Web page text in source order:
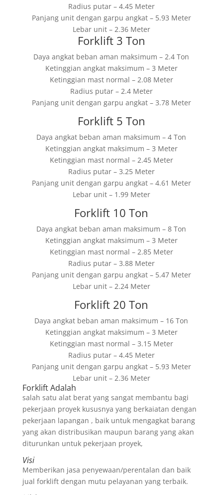
Radius putar – 4.45 Meter
Panjang unit dengan garpu angkat – 5.93 Meter
Lebar unit – 2.36 Meter
Forklift 3 Ton
Daya angkat beban aman maksimum – 2.4 Ton
Ketinggian angkat maksimum – 3 Meter
Ketinggian mast normal – 2.08 Meter
Radius putar – 2.4 Meter
Panjang unit dengan garpu angkat – 3.78 Meter
Forklift 5 Ton
Daya angkat beban aman maksimum – 4 Ton
Ketinggian angkat maksimum – 3 Meter
Ketinggian mast normal – 2.45 Meter
Radius putar – 3.25 Meter
Panjang unit dengan garpu angkat – 4.61 Meter
Lebar unit – 1.99 Meter
Forklift 10 Ton
Daya angkat beban aman maksimum – 8 Ton
Ketinggian angkat maksimum – 3 Meter
Ketinggian mast normal – 2.85 Meter
Radius putar – 3.88 Meter
Panjang unit dengan garpu angkat – 5.47 Meter
Lebar unit – 2.24 Meter
Forklift 20 Ton
Daya angkat beban aman maksimum – 16 Ton
Ketinggian angkat maksimum – 3 Meter
Ketinggian mast normal – 3.15 Meter
Radius putar – 4.45 Meter
Panjang unit dengan garpu angkat – 5.93 Meter
Lebar unit – 2.36 Meter
Forklift Adalah
salah satu alat berat yang sangat membantu bagi
pekerjaan proyek kususnya yang berkaiatan dengan
pekerjaan lapangan , baik untuk mengagkat barang
yang akan distribusikan maupun barang yang akan
diturunkan untuk pekerjaan proyek,
Visi
Memberikan jasa penyewaan/perentalan dan baik
jual forklift dengan mutu pelayanan yang terbaik.